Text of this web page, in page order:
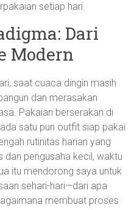
setiap hari.
Dari
Modern
saat cuaca dingin masih
dan merasakan
Pakaian berserakan di
satu pun outfit siap pakai
rutinitas harian yang
dan pengusaha kecil, waktu
itu mendorong saya untuk
sehari-hari—dari apa
membuat proses